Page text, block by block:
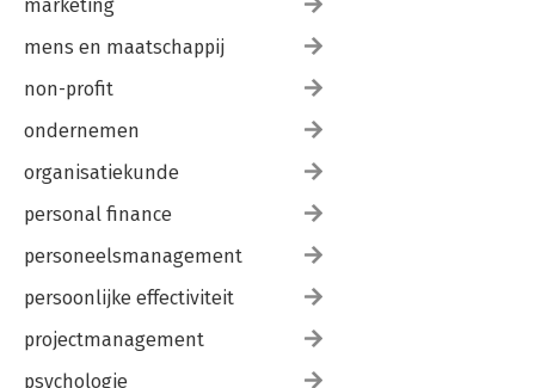
marketing
mens en maatschappij
non-profit
ondernemen
organisatiekunde
personal finance
personeelsmanagement
persoonlijke effectiviteit
projectmanagement
psychologie